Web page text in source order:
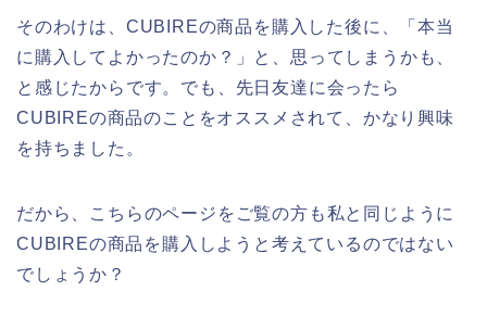
そのわけは、CUBIREの商品を購入した後に、「本当
に購入してよかったのか？」と、思ってしまうかも、
と感じたからです。でも、先日友達に会ったら
CUBIREの商品のことをオススメされて、かなり興味
を持ちました。
だから、こちらのページをご覧の方も私と同じように
CUBIREの商品を購入しようと考えているのではない
でしょうか？